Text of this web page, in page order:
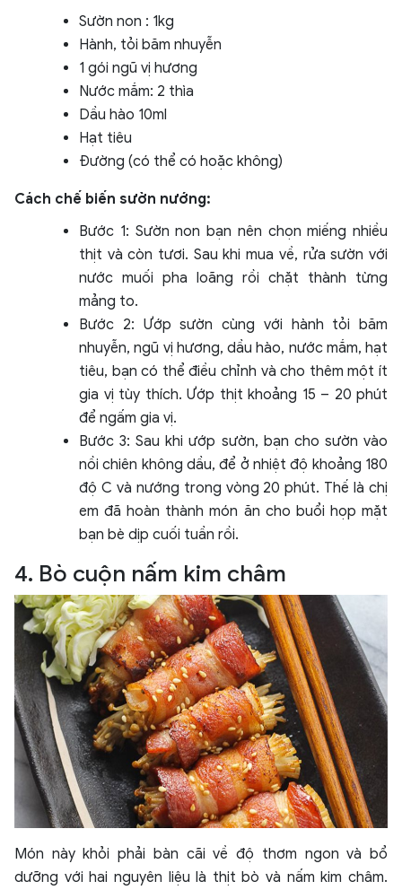
Sườn non : 1kg
Hành, tỏi băm nhuyễn
1 gói ngũ vị hương
Nước mắm: 2 thìa
Dầu hào 10ml
Hạt tiêu
Đường (có thể có hoặc không)
Cách chế biến sườn nướng:
Bước 1: Sườn non bạn nên chọn miếng nhiều
thịt và còn tươi. Sau khi mua về, rửa sườn với
nước muối pha loãng rồi chặt thành từng
mảng to.
Bước 2: Ướp sườn cùng với hành tỏi băm
nhuyễn, ngũ vị hương, dầu hào, nước mắm, hạt
tiêu, bạn có thể điều chỉnh và cho thêm một ít
gia vị tùy thích. Ướp thịt khoảng 15 – 20 phút
để ngấm gia vị.
Bước 3: Sau khi ướp sườn, bạn cho sườn vào
nồi chiên không dầu, để ở nhiệt độ khoảng 180
độ C và nướng trong vòng 20 phút. Thế là chị
em đã hoàn thành món ăn cho buổi họp mặt
bạn bè dịp cuối tuần rồi.
4. Bò cuộn nấm kim châm
Món này khỏi phải bàn cãi về độ thơm ngon và bổ
dưỡng với hai nguyên liệu là thịt bò và nấm kim châm.